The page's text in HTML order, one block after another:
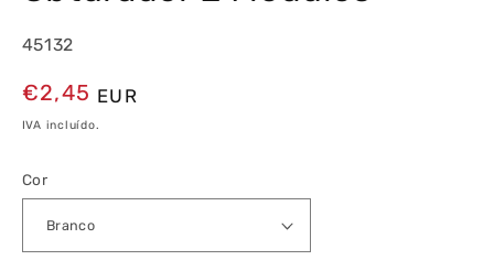
45132
Preço
normal
€2,45 EUR
IVA incluído.
Cor